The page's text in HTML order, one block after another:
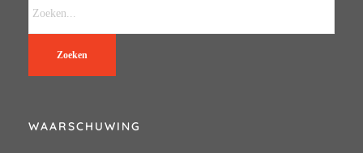
Zoeken
WAARSCHUWING